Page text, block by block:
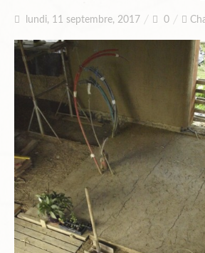
Chantiers en cours
Chantiers
Budget
Plans et
lundi, 11 septembre, 2017 0